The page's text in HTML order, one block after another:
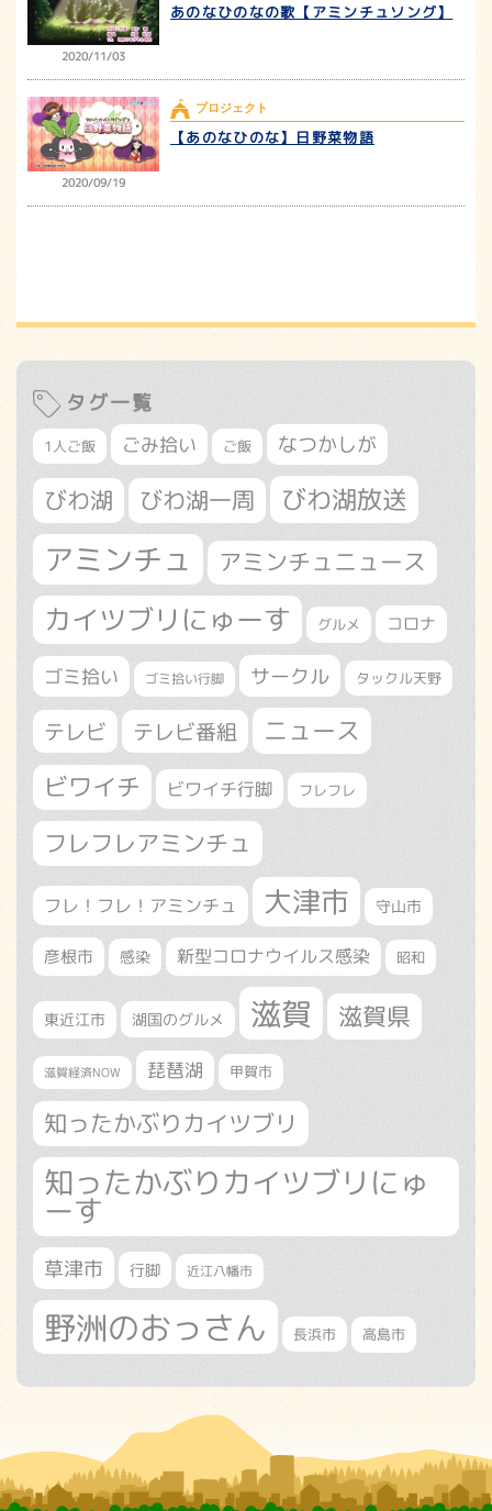
2020/11/03
あのなひのなの歌【アミンチュソング】
2020/09/19
プロジェクト
【あのなひのな】日野菜物語
タグ一覧
1人ご飯 ごみ拾い ご飯 なつかしが
びわ湖 びわ湖一周 びわ湖放送
アミンチュ アミンチュニュース
カイツブリにゅーす グルメ コロナ
ゴミ拾い ゴミ拾い行脚 サークル タックル天野
テレビ テレビ番組 ニュース
ビワイチ ビワイチ行脚 フレフレ
フレフレアミンチュ
フレ！フレ！アミンチュ 大津市 守山市
彦根市 感染 新型コロナウイルス感染 昭和
東近江市 湖国のグルメ 滋賀 滋賀県
滋賀経済NOW 琵琶湖 甲賀市
知ったかぶりカイツブリ
知ったかぶりカイツブリにゅ
ーす
草津市 行脚 近江八幡市
野洲のおっさん 長浜市 高島市